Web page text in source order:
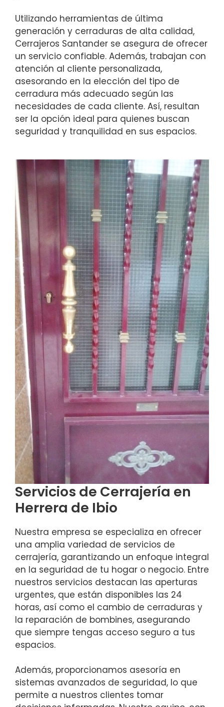
Utilizando herramientas de última
generación y cerraduras de alta calidad,
Cerrajeros Santander se asegura de ofrecer
un servicio confiable. Además, trabajan con
atención al cliente personalizada,
asesorando en la elección del tipo de
cerradura más adecuado según las
necesidades de cada cliente. Así, resultan
ser la opción ideal para quienes buscan
seguridad y tranquilidad en sus espacios.
Servicios de Cerrajería en
Herrera de Ibio
Nuestra empresa se especializa en ofrecer
una amplia variedad de servicios de
cerrajería, garantizando un enfoque integral
en la seguridad de tu hogar o negocio. Entre
nuestros servicios destacan las aperturas
urgentes, que están disponibles las 24
horas, así como el cambio de cerraduras y
la reparación de bombines, asegurando
que siempre tengas acceso seguro a tus
espacios.
Además, proporcionamos asesoría en
sistemas avanzados de seguridad, lo que
permite a nuestros clientes tomar